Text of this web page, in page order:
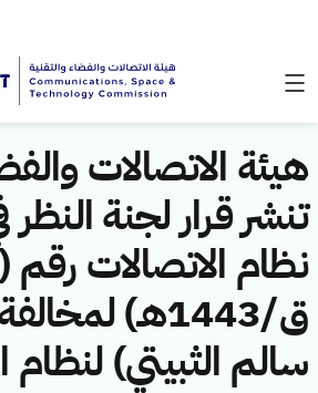
هيئة الاتصالات
تنشر قرار لجنة
ق/1443هـ)
سالم الثبيتي) لنظام